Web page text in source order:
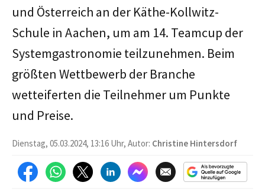
und Österreich an der Käthe-Kollwitz-
Schule in Aachen, um am 14. Teamcup der
Systemgastronomie teilzunehmen. Beim
größten Wettbewerb der Branche
wetteiferten die Teilnehmer um Punkte
und Preise.
Dienstag, 05.03.2024, 13:16 Uhr, Autor: Christine Hintersdorf